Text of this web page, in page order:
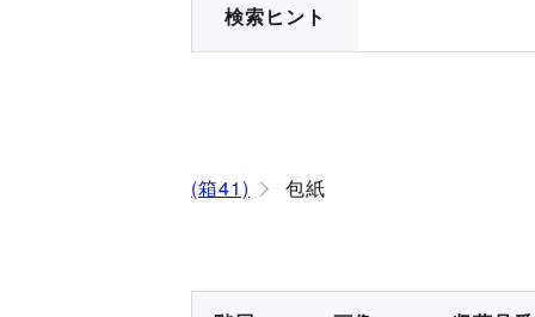
検索ヒント
(箱41) 包紙